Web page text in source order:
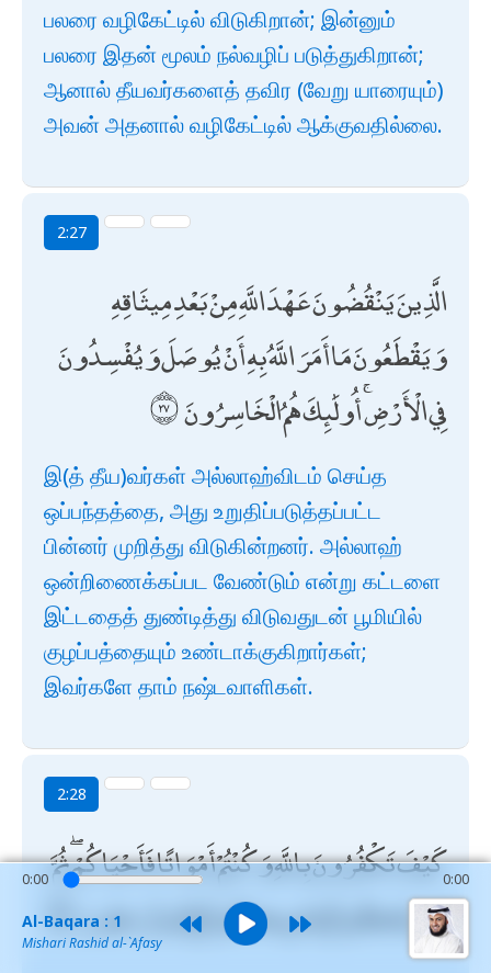
பலரை வழிகேட்டில் விடுகிறான்; இன்னும்
பலரை இதன் மூலம் நல்வழிப் படுத்துகிறான்;
ஆனால் தீயவர்களைத் தவிர (வேறு யாரையும்)
அவன் அதனால் வழிகேட்டில் ஆக்குவதில்லை.
2:27
الَّذِينَ يَنْقُضُونَ عَهْدَ اللَّهِ مِنْ بَعْدِ مِيثَاقِهِ
وَيَقْطَعُونَ مَا أَمَرَ اللَّهُ بِهِ أَنْ يُوصَلَ وَيُفْسِدُونَ
فِي الْأَرْضِ ۚ أُولَٰئِكَ هُمُ الْخَاسِرُونَ
இ(த் தீய)வர்கள் அல்லாஹ்விடம் செய்த
ஒப்பந்தத்தை, அது உறுதிப்படுத்தப்பட்ட
பின்னர் முறித்து விடுகின்றனர். அல்லாஹ்
ஒன்றிணைக்கப்பட வேண்டும் என்று கட்டளை
இட்டதைத் துண்டித்து விடுவதுடன் பூமியில்
குழப்பத்தையும் உண்டாக்குகிறார்கள்;
இவர்களே தாம் நஷ்டவாளிகள்.
2:28
كَيْفَ تَكْفُرُونَ بِاللَّهِ وَكُنْتُمْ أَمْوَاتًا فَأَحْيَاكُمْ ۖ ثُمَّ
يُمِيتُكُمْ ثُمَّ يُحْيِيكُمْ ثُمَّ إِلَيْهِ تُرْجَعُونَ
0:00 0:00
Al-Baqara : 1
Mishari Rashid al-`Afasy